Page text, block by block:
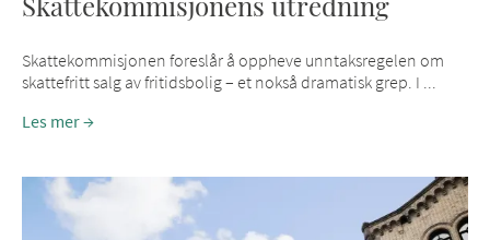
Skattekommisjonen foreslår å oppheve unntaksregelen om
skattefritt salg av fritidsbolig – et nokså dramatisk grep. I ...
Les mer